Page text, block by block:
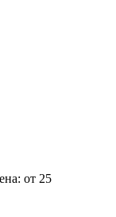
от 25